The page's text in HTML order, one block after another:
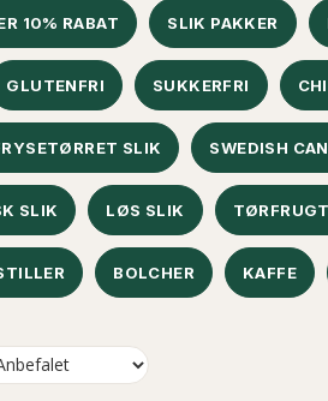
10% RABAT SLIK PAKKER
GLUTENFRI SUKKERFRI
SLIK SWEDISH
SLIK LØS SLIK
BOLCHER KAFFE